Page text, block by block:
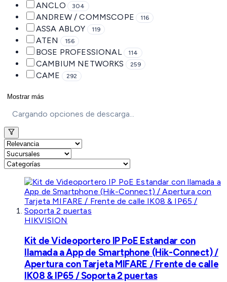
ANCLO 304
ANDREW / COMMSCOPE 116
ASSA ABLOY 119
ATEN 156
BOSE PROFESSIONAL 114
CAMBIUM NETWORKS 259
CAME 292
Mostrar más
Cargando opciones de descarga...
HIKVISION
Kit de Videoportero IP PoE Estandar con
llamada a App de Smartphone (Hik-Connect) /
Apertura con Tarjeta MIFARE / Frente de calle
IK08 & IP65 / Soporta 2 puertas